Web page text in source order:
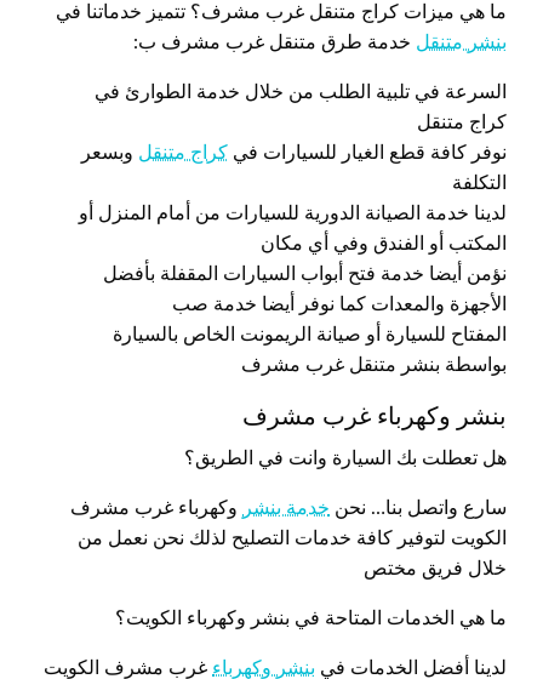
ما هي ميزات كراج متنقل غرب مشرف؟ تتميز خدماتنا في
بنشر متنقل خدمة طرق متنقل غرب مشرف ب:
السرعة في تلبية الطلب من خلال خدمة الطوارئ في
كراج متنقل
نوفر كافة قطع الغيار للسيارات في كراج متنقل وبسعر
التكلفة
لدينا خدمة الصيانة الدورية للسيارات من أمام المنزل أو
المكتب أو الفندق وفي أي مكان
نؤمن أيضا خدمة فتح أبواب السيارات المقفلة بأفضل
الأجهزة والمعدات كما نوفر أيضا خدمة صب
المفتاح للسيارة أو صيانة الريمونت الخاص بالسيارة
بواسطة بنشر متنقل غرب مشرف
بنشر وكهرباء غرب مشرف
هل تعطلت بك السيارة وانت في الطريق؟
سارع واتصل بنا… نحن خدمة بنشر
وكهرباء غرب مشرف
الكويت لتوفير كافة خدمات التصليح لذلك نحن نعمل من
خلال فريق مختص
ما هي الخدمات المتاحة في بنشر وكهرباء الكويت؟
لدينا أفضل الخدمات في بنشر وكهرباء غرب مشرف الكويت